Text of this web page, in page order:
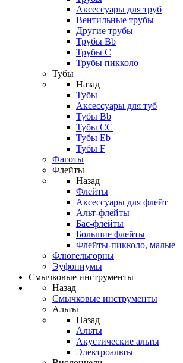
Аксессуары для труб
Вентильные трубы
Другие трубы
Трубы Bb
Трубы C
Трубы пикколо
Тубы
Назад
Тубы
Аксессуары для туб
Тубы Bb
Тубы CC
Тубы Eb
Тубы F
Фаготы
Флейты
Назад
Флейты
Аксессуары для флейт
Альт-флейты
Бас-флейты
Большие флейты
Флейты-пикколо, малые
Флюгельгорны
Эуфониумы
Смычковые инструменты
Назад
Смычковые инструменты
Альты
Назад
Альты
Акустические альты
Электроальты